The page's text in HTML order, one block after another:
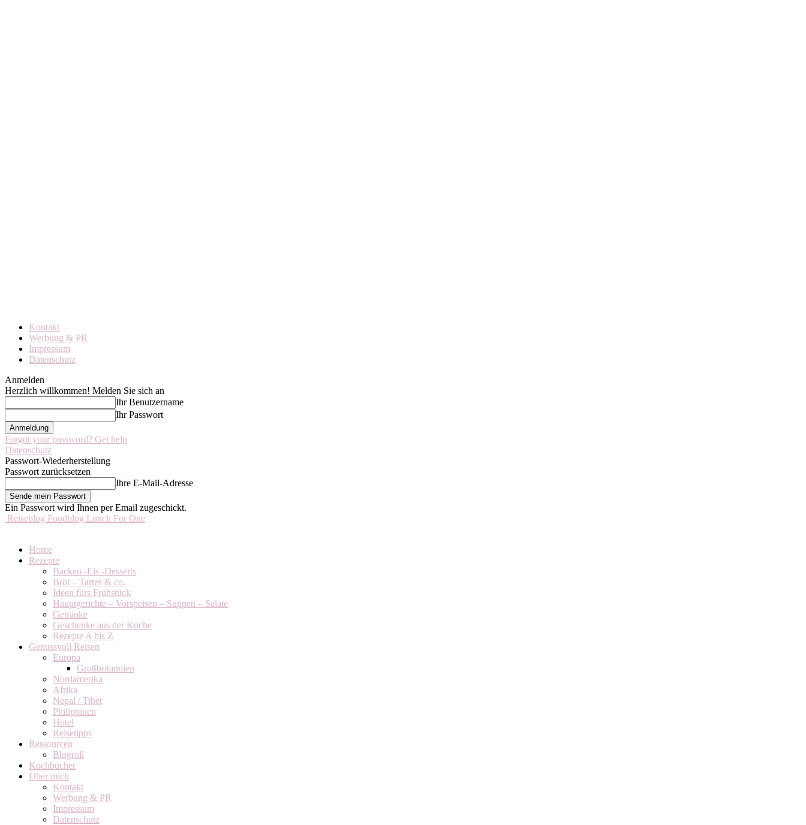
Kontakt
Werbung & PR
Impressum
Datenschutz
Anmelden
Herzlich willkommen! Melden Sie sich an
Ihr Benutzername
Ihr Passwort
Forgot your password? Get help
Datenschutz
Passwort-Wiederherstellung
Passwort zurücksetzen
Ihre E-Mail-Adresse
Ein Passwort wird Ihnen per Email zugeschickt.
Reiseblog Foodblog Lunch For One
Home
Rezepte
Backen -Eis -Desserts
Brot – Tartes & co.
Ideen fürs Frühstück
Hauptgerichte – Vorspeisen – Suppen – Salate
Getränke
Geschenke aus der Küche
Rezepte A bis Z
Genussvoll Reisen
Europa
Großbritannien
Nordamerika
Afrika
Nepal / Tibet
Philippinen
Hotel
Reisetipps
Ressourcen
Blogroll
Kochbücher
Über mich
Kontakt
Werbung & PR
Impressum
Datenschutz